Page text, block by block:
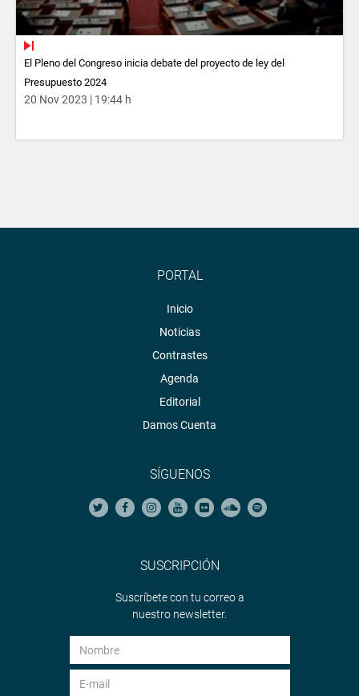
El Pleno del Congreso inicia debate del proyecto de ley del
Presupuesto 2024
20 Nov 2023 | 19:44 h
PORTAL
Inicio
Noticias
Contrastes
Agenda
Editorial
Damos Cuenta
SÍGUENOS
SUSCRIPCIÓN
Suscríbete con tu correo a
nuestro newsletter.